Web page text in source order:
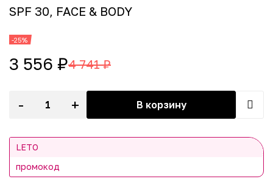
SPF 30, FACE & BODY
-25%
3 556 ₽4 741 ₽
- + В корзину
LETO
промокод